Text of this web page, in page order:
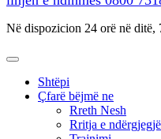
Në dispozicion 24 orë në ditë,
Shtëpi
Çfarë bëjmë ne
Rreth Nesh
Rritja e